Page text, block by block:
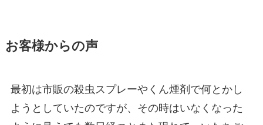
お客様からの声
最初は市販の殺虫スプレーやくん煙剤で何とかし
ようとしていたのですが、その時はいなくなった